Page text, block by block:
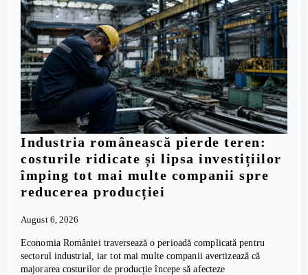
Industria românească pierde teren:
costurile ridicate și lipsa investițiilor
împing tot mai multe companii spre
reducerea producției
August 6, 2026
Economia României traversează o perioadă complicată pentru
sectorul industrial, iar tot mai multe companii avertizează că
majorarea costurilor de producție începe să afecteze